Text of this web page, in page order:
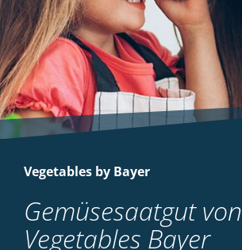
Vegetables by Bayer
Gemüsesaatgut von
Vegetables Bayer